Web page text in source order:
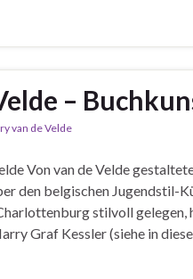
–
van de Velde
Von van de Velde
den belgischen Jugendstil-
stilvoll
Graf Kessler (siehe in